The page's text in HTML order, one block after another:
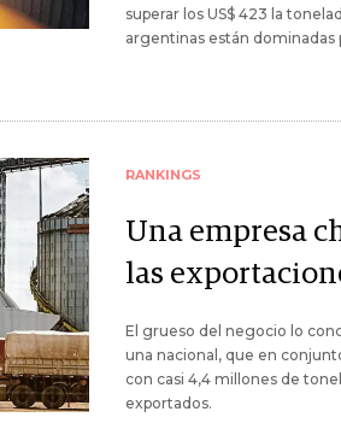
superar los US$ 423 la
argentinas están dominadas
RANKINGS
Una empresa
las
El grueso del negocio lo
una nacional, que en
con casi 4,4 millones de
exportados.